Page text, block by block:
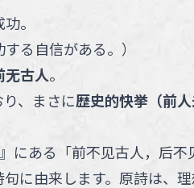
。
る自信がある。 ）
无古人。
、まさに歴史的快挙（前人
にある「前不见古人，后不
に由来します。原詩は、